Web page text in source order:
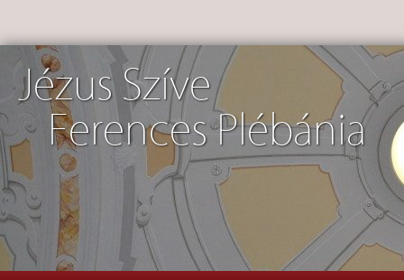
Jézus Szíve
Ferences Plébánia